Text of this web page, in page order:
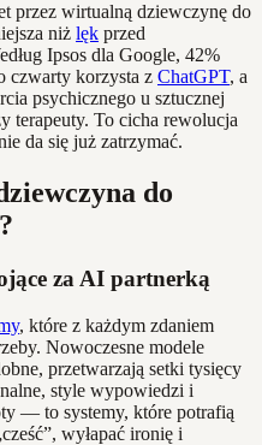
przez wirtualną dziewczynę do
niż lęk przed
Ipsos dla Google, 42%
czwarty korzysta z ChatGPT, a
psychicznego u sztucznej
terapeuty. To cicha rewolucja
da się już zatrzymać.
do
za AI partnerką
, które z każdym zdaniem
Nowoczesne modele
przetwarzają setki tysięcy
style wypowiedzi i
— to systemy, które potrafią
wyłapać ironię i